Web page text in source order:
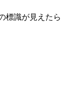
標識が見えたら